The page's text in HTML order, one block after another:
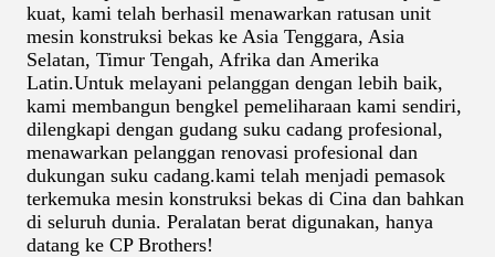
kuat, kami telah berhasil menawarkan ratusan unit
mesin konstruksi bekas ke Asia Tenggara, Asia
Selatan, Timur Tengah, Afrika dan Amerika
Latin.Untuk melayani pelanggan dengan lebih baik,
kami membangun bengkel pemeliharaan kami sendiri,
dilengkapi dengan gudang suku cadang profesional,
menawarkan pelanggan renovasi profesional dan
dukungan suku cadang.kami telah menjadi pemasok
terkemuka mesin konstruksi bekas di Cina dan bahkan
di seluruh dunia. Peralatan berat digunakan, hanya
datang ke CP Brothers!